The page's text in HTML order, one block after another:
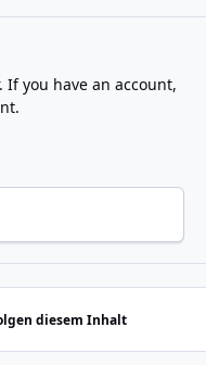
you have an account,
diesem Inhalt